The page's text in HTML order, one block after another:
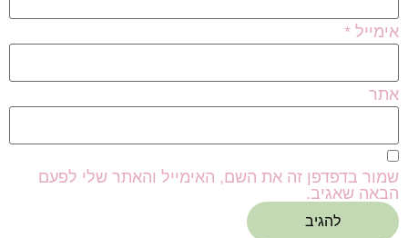
אימייל *
אתר
שמור בדפדפן זה את השם, האימייל והאתר שלי לפעם
הבאה שאגיב.